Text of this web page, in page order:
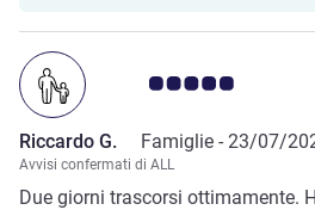
Giudizio clienti 5.0/5
Riccardo G. Famiglie - 23/07/
Avvisi confermati di ALL
Due giorni trascorsi ottimamente.